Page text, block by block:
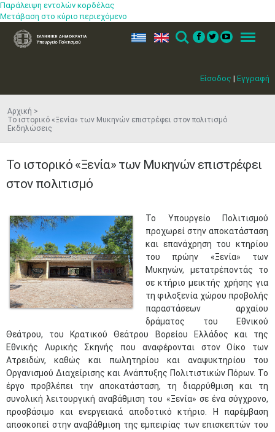
Παράλειψη εντολών κορδέλας
Μετάβαση στο κύριο περιεχόμενο
Είσοδος | Εγγραφή
ελ en Search Menu
Αρχική
Το ιστορικό «Ξενία» των Μυκηνών επιστρέφει στον πολιτισμό
Εκδηλώσεις
Το ιστορικό «Ξενία» των Μυκηνών επιστρέφει
στον πολιτισμό
Το Υπουργείο Πολιτισμού
προχωρεί στην αποκατάσταση
και επανάχρηση του κτηρίου
του πρώην «Ξενία» των
Μυκηνών, μετατρέποντάς το
σε κτήριο μεικτής χρήσης για
τη φιλοξενία χώρου προβολής
παραστάσεων αρχαίου
δράματος του Εθνικού
Θεάτρου, του Κρατικού Θεάτρου Βορείου Ελλάδος και της
Εθνικής Λυρικής Σκηνής που αναφέρονται στον Οίκο των
Ατρειδών, καθώς και πωλητηρίου και αναψυκτηρίου του
Οργανισμού Διαχείρισης και Ανάπτυξης Πολιτιστικών Πόρων. Το
έργο προβλέπει την αποκατάσταση, τη διαρρύθμιση και τη
συνολική λειτουργική αναβάθμιση του «Ξενία» σε ένα σύγχρονο,
προσβάσιμο και ενεργειακά αποδοτικό κτήριο. Η παρέμβαση
αποσκοπεί στην αναβάθμιση της εμπειρίας των επισκεπτών του